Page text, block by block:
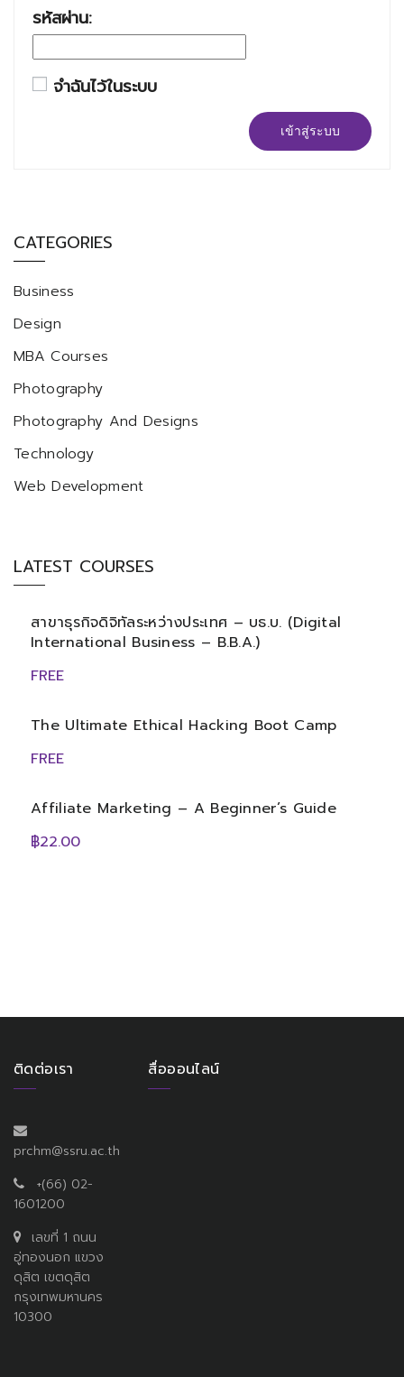
รหัสผ่าน:
จำฉันไว้ในระบบ
เข้าสู่ระบบ
CATEGORIES
Business
Design
MBA Courses
Photography
Photography And Designs
Technology
Web Development
LATEST COURSES
สาขาธุรกิจดิจิทัลระหว่างประเทศ – บธ.บ. (Digital
International Business – B.B.A.)
FREE
The Ultimate Ethical Hacking Boot Camp
FREE
Affiliate Marketing – A Beginner’s Guide
฿22.00
ติดต่อเรา
prchm@ssru.ac.th
+(66) 02-
1601200
เลขที่ 1 ถนน
อู่ทองนอก แขวง
ดุสิต เขตดุสิต
กรุงเทพมหานคร
10300
สื่อออนไลน์